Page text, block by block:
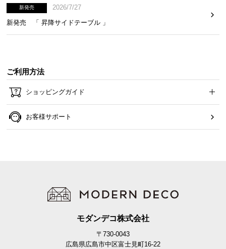
るから便利。万年床の対策にもぴったりです。
簡単手順でらくらく布団干し
新発売
2026/7/27
新発売 「 昇降サイドテーブル 」
ご利用方法
ショッピングガイド
お客様サポート
モダンデコ株式会社
〒730-0043
広島県広島市中区富士見町16-22